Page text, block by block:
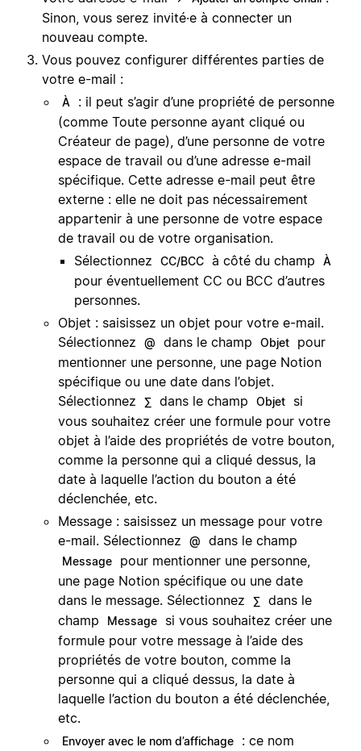
Sinon, vous serez invité·e à connecter un
nouveau compte.
Vous pouvez configurer différentes parties de
votre e-mail :
À
: il peut s’agir d’une propriété de personne
(comme Toute personne ayant cliqué ou
Créateur de page), d’une personne de votre
espace de travail ou d’une adresse e-mail
spécifique. Cette adresse e-mail peut être
externe : elle ne doit pas nécessairement
appartenir à une personne de votre espace
de travail ou de votre organisation.
Sélectionnez
CC/BCC à côté du champ À
pour éventuellement CC ou BCC d’autres
personnes.
Objet : saisissez un objet pour votre e-mail.
Sélectionnez
@ dans le champ Objet
pour
mentionner une personne, une page Notion
spécifique ou une date dans l’objet.
Sélectionnez
∑ dans le champ Objet
si
vous souhaitez créer une formule pour votre
objet à l’aide des propriétés de votre bouton,
comme la personne qui a cliqué dessus, la
date à laquelle l’action du bouton a été
déclenchée, etc.
Message : saisissez un message pour votre
e-mail. Sélectionnez
@ dans le champ
Message
pour mentionner une personne,
une page Notion spécifique ou une date
dans le message. Sélectionnez
∑ dans le
champ
Message
si vous souhaitez créer une
formule pour votre message à l’aide des
propriétés de votre bouton, comme la
personne qui a cliqué dessus, la date à
laquelle l’action du bouton a été déclenchée,
etc.
Envoyer avec le nom d’affichage
: ce nom